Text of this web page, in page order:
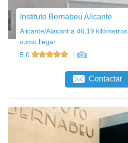
Instituto Bernabeu Alicante
Alicante/Alacant a 46,19
como llegar
5,0
Contactar